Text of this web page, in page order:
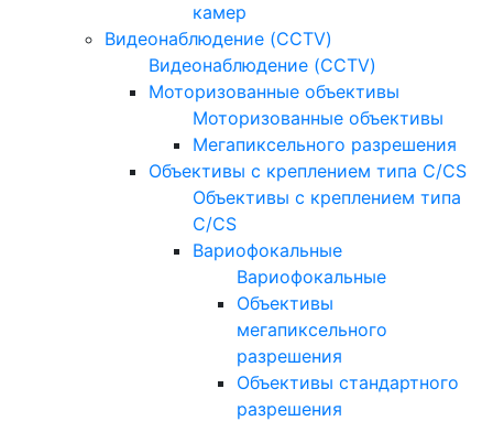
камер
Видеонаблюдение (CCTV)
Видеонаблюдение (CCTV)
Моторизованные объективы
Моторизованные объективы
Мегапиксельного разрешения
Объективы с креплением типа C/CS
Объективы с креплением типа
C/CS
Вариофокальные
Вариофокальные
Объективы
мегапиксельного
разрешения
Объективы стандартного
разрешения